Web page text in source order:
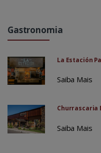
Gastronomia
La Estación
Saiba Mais
Churrascaria
Saiba Mais